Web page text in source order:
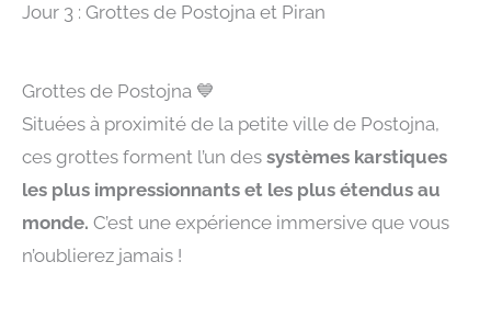
Jour 3 : Grottes de Postojna et Piran
Grottes de Postojna 💙
Situées à proximité de la petite ville de Postojna,
ces grottes forment l’un des systèmes karstiques
les plus impressionnants et les plus étendus au
monde. C’est une expérience immersive que vous
n’oublierez jamais !